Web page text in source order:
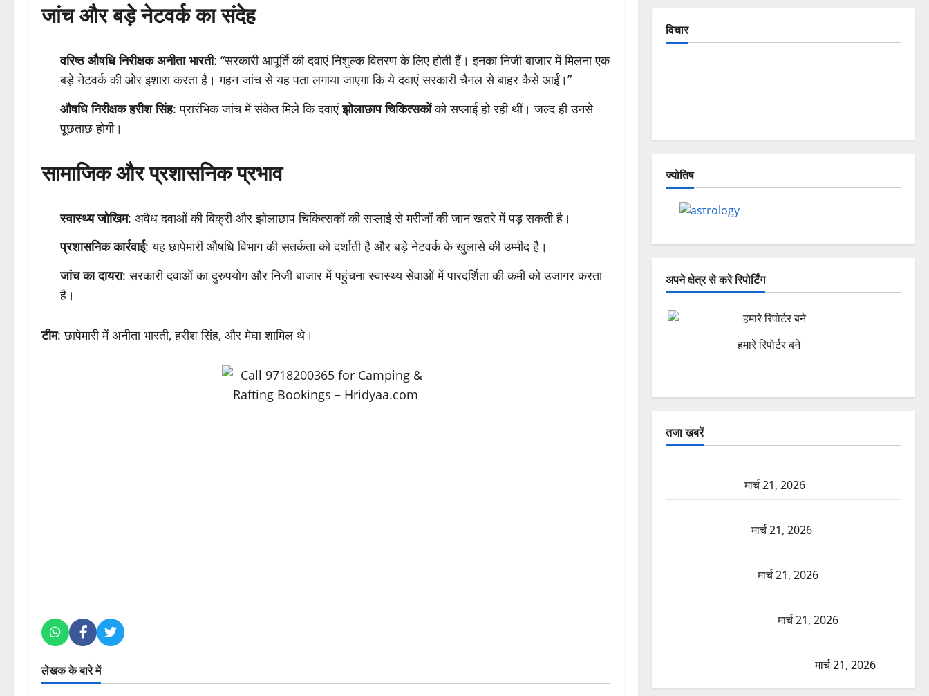
जांच और बड़े नेटवर्क का संदेह
वरिष्ठ औषधि निरीक्षक अनीता भारती: “सरकारी आपूर्ति की दवाएं निशुल्क वितरण के लिए होती हैं। इनका निजी बाजार में मिलना एक
बड़े नेटवर्क की ओर इशारा करता है। गहन जांच से यह पता लगाया जाएगा कि ये दवाएं सरकारी चैनल से बाहर कैसे आईं।”
औषधि निरीक्षक हरीश सिंह: प्रारंभिक जांच में संकेत मिले कि दवाएंझोलाछाप चिकित्सकोंको सप्लाई हो रही थीं। जल्द ही उनसे
पूछताछ होगी।
सामाजिक और प्रशासनिक प्रभाव
स्वास्थ्य जोखिम: अवैध दवाओं की बिक्री और झोलाछाप चिकित्सकों की सप्लाई से मरीजों की जान खतरे में पड़ सकती है।
प्रशासनिक कार्रवाई: यह छापेमारी औषधि विभाग की सतर्कता को दर्शाती है और बड़े नेटवर्क के खुलासे की उम्मीद है।
जांच का दायरा: सरकारी दवाओं का दुरुपयोग और निजी बाजार में पहुंचना स्वास्थ्य सेवाओं में पारदर्शिता की कमी को उजागर करता
है।
टीम: छापेमारी में अनीता भारती, हरीश सिंह, और मेघा शामिल थे।
लेखक के बारे में
विचार
ज्योतिष
अपने क्षेत्र से करे रिपोर्टिंग
हमारे रिपोर्टर बने
तजा खबरें
मार्च 21, 2026
मार्च 21, 2026
मार्च 21, 2026
मार्च 21, 2026
मार्च 21, 2026